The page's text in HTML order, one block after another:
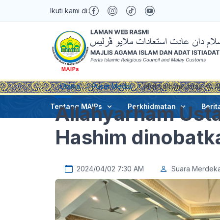
Ikuti kami di:
Tentang MAIPs Perkhidmatan
Utama Pusat Media Allahyarham Ustaz Ku
Allahyarham
Hashim
2024/04/02 7:30 AM Suara